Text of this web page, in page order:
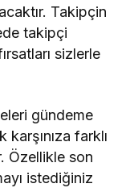
Takipçin
takipçi
sizlerle
gündeme
farklı
Özellikle son
istediğiniz